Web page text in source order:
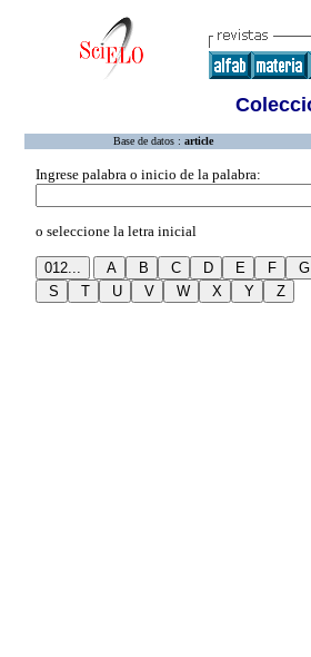
Base de datos : article
Ingrese palabra o inicio de la palabra:
o seleccione la letra inicial